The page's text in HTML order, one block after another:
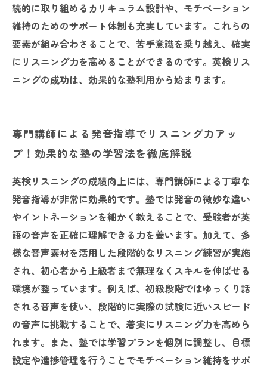
続的に取り組めるカリキュラム設計や、モチベーション
維持のためのサポート体制も充実しています。これらの
要素が組み合わさることで、苦手意識を乗り越え、確実
にリスニング力を高めることができるのです。英検リス
ニングの成功は、効果的な塾利用から始まります。
専門講師による発音指導でリスニング力アッ
プ！効果的な塾の学習法を徹底解説
英検リスニングの成績向上には、専門講師による丁寧な
発音指導が非常に効果的です。塾では発音の微妙な違い
やイントネーションを細かく教えることで、受験者が英
語の音声を正確に理解できる力を養います。加えて、多
様な音声素材を活用した段階的なリスニング練習が実施
され、初心者から上級者まで無理なくスキルを伸ばせる
環境が整っています。例えば、初級段階ではゆっくり話
される音声を使い、段階的に実際の試験に近いスピード
の音声に挑戦することで、着実にリスニング力を高めら
れます。また、塾では学習プランを個別に調整し、目標
設定や進捗管理を行うことでモチベーション維持をサポ